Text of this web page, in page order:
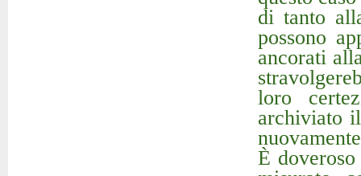
di tanto
possono
ancorati
loro
archiviato
È